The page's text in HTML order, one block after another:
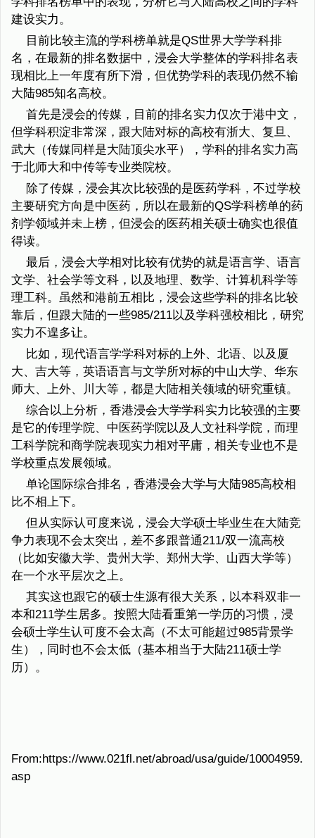
建设实力。
目前比较主流的学科榜单就是QS世界大学学科排
名，在最新的排名数据中，浸会大学整体的学科排名表
现相比上一年度有所下滑，但优势学科的表现仍然不输
大陆985知名高校。
首先是浸会的传媒，目前的排名实力仅次于港中文，
但学科积淀非常深，跟大陆对标的高校有浙大、复旦、
武大（传媒同样是大陆顶尖水平），学科的排名实力高
于北师大和中传等专业类院校。
除了传媒，浸会其次比较强的是医药学科，不过学校
主要研究方向是中医药，所以在最新的QS学科榜单的药
剂学领域并未上榜，但浸会的医药相关硕士确实也很值
得读。
最后，浸会大学相对比较有优势的就是语言学、语言
文学、社会学等文科，以及地理、数学、计算机科学等
理工科。虽然和港前五相比，浸会这些学科的排名比较
靠后，但跟大陆的一些985/211以及学科强校相比，研究
实力不遑多让。
比如，现代语言学学科对标的上外、北语、以及厦
大、吉大等，英语语言与文学所对标的中山大学、华东
师大、上外、川大等，都是大陆相关领域的研究重镇。
综合以上分析，香港浸会大学学科实力比较强的主要
是它的传理学院、中医药学院以及人文社科学院，而理
工科学院和商学院表现实力相对平庸，相关专业也不是
学校重点发展领域。
单论国际综合排名，香港浸会大学与大陆985高校相
比不相上下。
但从实际认可度来说，浸会大学硕士毕业生在大陆竞
争力表现不会太突出，差不多跟普通211/双一流高校
（比如安徽大学、贵州大学、郑州大学、山西大学等）
在一个水平层次之上。
其实这也跟它的硕士生源有很大关系，以本科双非一
本和211学生居多。按照大陆看重第一学历的习惯，浸
会硕士学生认可度不会太高（不太可能超过985背景学
生），同时也不会太低（基本相当于大陆211硕士学
历）。
From:https://www.021fl.net/abroad/usa/guide/10004959.
asp